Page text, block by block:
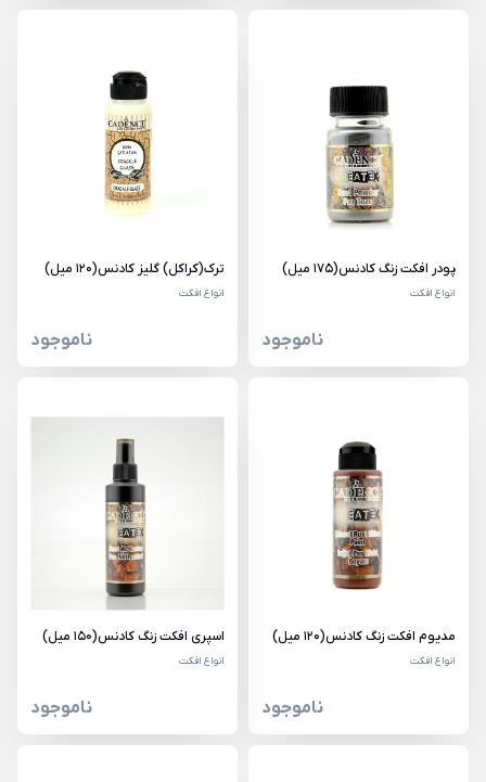
پودر افکت زنگ کادنس(175 میل)
انواع افکت
ناموجود
ترک(کراکل) گلیز کادنس(120 میل)
انواع افکت
ناموجود
مدیوم افکت زنگ کادنس(120 میل)
انواع افکت
ناموجود
اسپری افکت زنگ کادنس(150 میل)
انواع افکت
ناموجود